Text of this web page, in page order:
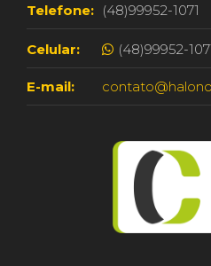
Telefone: (48)99952-1071
Celular: (48)99952-
E-mail: